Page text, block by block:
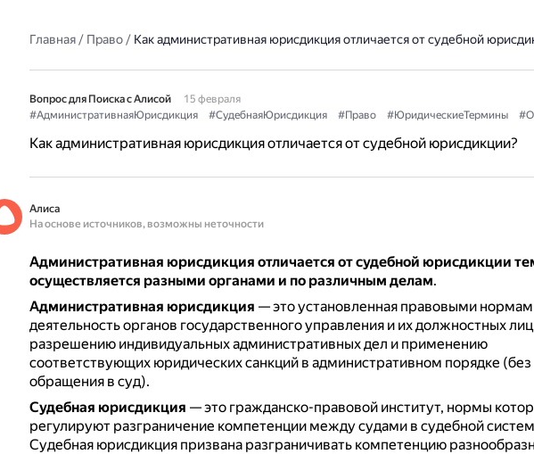
Главная/ Право/ Как административная юрисдикция отличается от судебной
Вопрос для Поиска с Алисой
15 февраля
#АдминистративнаяЮрисдикция
#СудебнаяЮрисдикция #Право #ЮридическиеТермины
Как административная юрисдикция отличается от судебной юрисдикции?
Алиса
На основе источников, возможны неточности
Административная юрисдикция отличается от судебной юрисдикции
осуществляется разными органами и по различным делам.
Административная юрисдикция — это установленная правовыми
деятельность органов государственного управления и их должностных
разрешению индивидуальных административных дел и применению
соответствующих юридических санкций в административном порядке (без
обращения в суд).
Судебная юрисдикция — это гражданско-правовой институт, нормы
регулируют разграничение компетенции между судами в судебной
Судебная юрисдикция призвана разграничивать компетенцию